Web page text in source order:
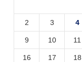
2 3 4
9 10 11
16 17 18